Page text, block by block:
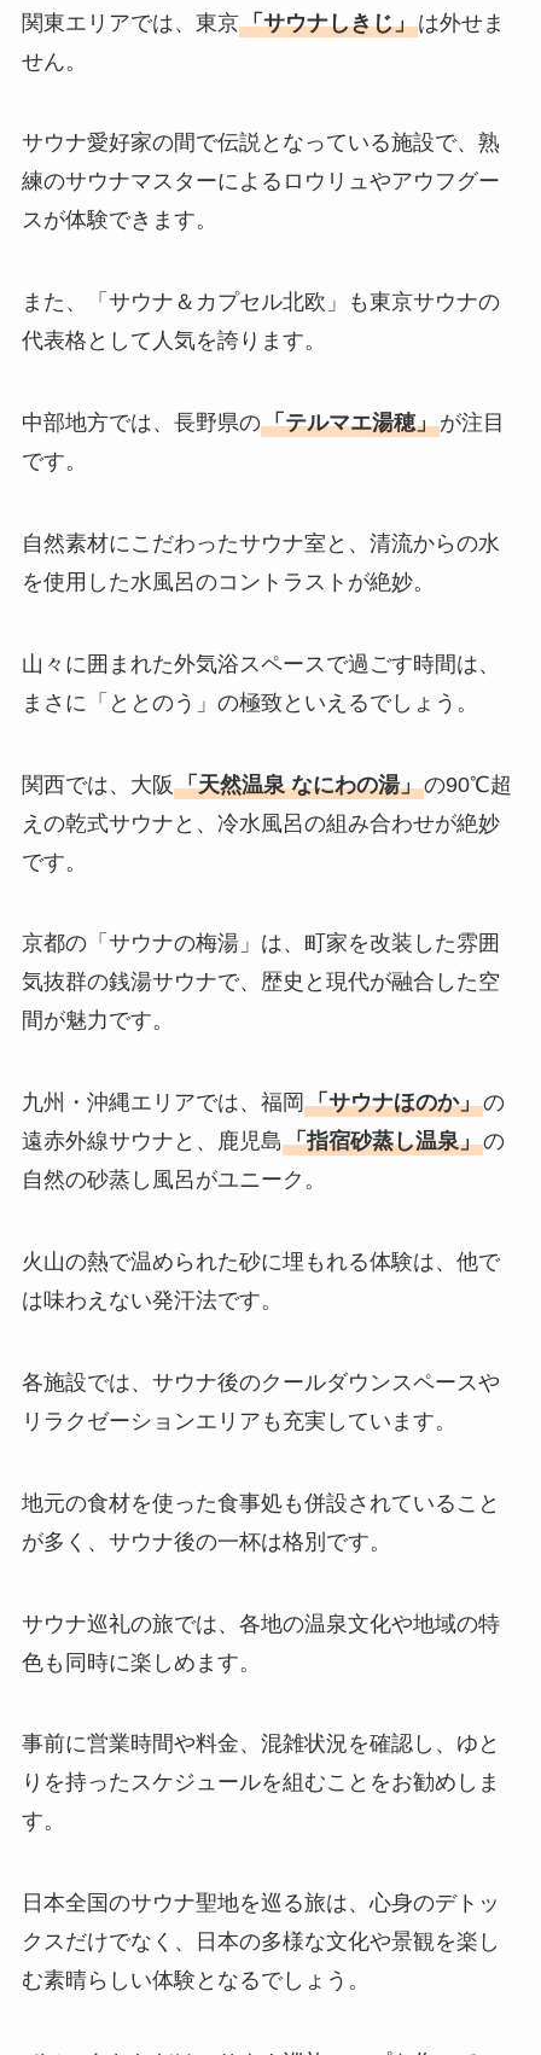
関東エリアでは、東京「サウナしきじ」は外せま
せん。
サウナ愛好家の間で伝説となっている施設で、熟
練のサウナマスターによるロウリュやアウフグー
スが体験できます。
また、「サウナ＆カプセル北欧」も東京サウナの
代表格として人気を誇ります。
中部地方では、長野県の「テルマエ湯穂」が注目
です。
自然素材にこだわったサウナ室と、清流からの水
を使用した水風呂のコントラストが絶妙。
山々に囲まれた外気浴スペースで過ごす時間は、
まさに「ととのう」の極致といえるでしょう。
関西では、大阪「天然温泉 なにわの湯」の90℃超
えの乾式サウナと、冷水風呂の組み合わせが絶妙
です。
京都の「サウナの梅湯」は、町家を改装した雰囲
気抜群の銭湯サウナで、歴史と現代が融合した空
間が魅力です。
九州・沖縄エリアでは、福岡 「サウナほのか」の
遠赤外線サウナと、鹿児島「指宿砂蒸し温泉」の
自然の砂蒸し風呂がユニーク。
火山の熱で温められた砂に埋もれる体験は、他で
は味わえない発汗法です。
各施設では、サウナ後のクールダウンスペースや
リラクゼーションエリアも充実しています。
地元の食材を使った食事処も併設されていること
が多く、サウナ後の一杯は格別です。
サウナ巡礼の旅では、各地の温泉文化や地域の特
色も同時に楽しめます。
事前に営業時間や料金、混雑状況を確認し、ゆと
りを持ったスケジュールを組むことをお勧めしま
す。
日本全国のサウナ聖地を巡る旅は、心身のデトッ
クスだけでなく、日本の多様な文化や景観を楽し
む素晴らしい体験となるでしょう。